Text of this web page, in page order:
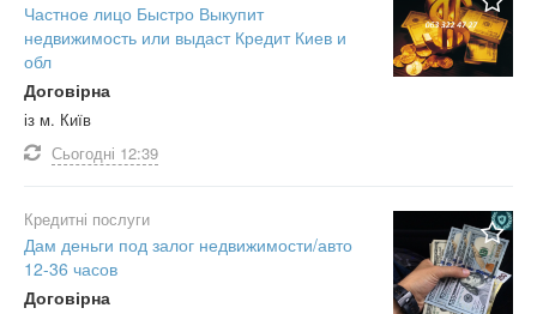
Частное лицо Быстро Выкупит
недвижимость или выдаст Кредит Киев и
обл
Договірна
із м. Київ
Сьогодні 12:39
Кредитні послуги
Дам деньги под залог недвижимости/авто
12-36 часов
Договірна